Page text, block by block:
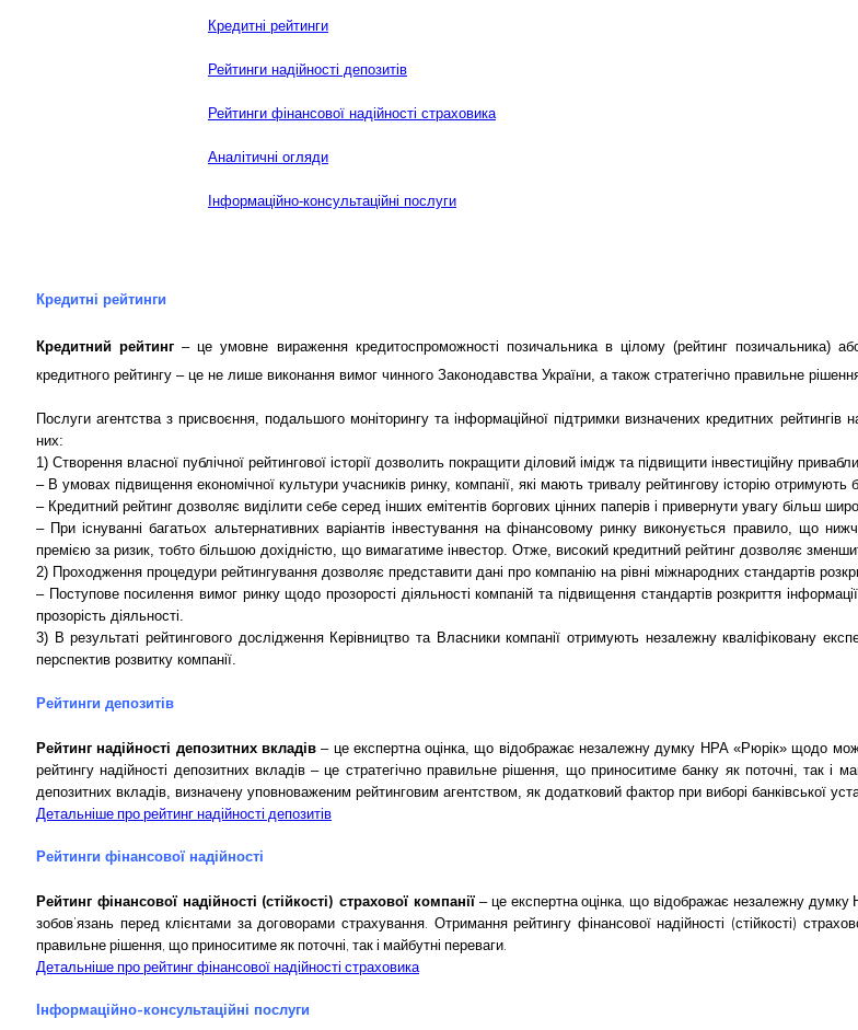
Кредитні рейтинги
Рейтинги надійності депозитів
Рейтинги фінансової надійності страховика
Аналітичні огляди
Інформаційно-консультаційні послуги
Кредитні рейтинги
Кредитний рейтинг – це умовне вираження кредитоспроможності позичальника в цілому (рейтинг позичальника)
кредитного рейтингу – це не лише виконання вимог чинного Законодавства України, а також стратегічно правильне
Послуги агентства з присвоєння, подальшого моніторингу та інформаційної підтримки визначених кредитних
них:
1) Створення власної публічної рейтингової історії дозволить покращити діловий імідж та підвищити інвестиційну
– В умовах підвищення економічної культури учасників ринку, компанії, які мають тривалу рейтингову історію отримують
– Кредитний рейтинг дозволяє виділити себе серед інших емітентів боргових цінних паперів і привернути увагу більш
– При існуванні багатьох альтернативних варіантів інвестування на фінансовому ринку виконується правило, що
премією за ризик, тобто більшою дохідністю, що вимагатиме інвестор. Отже, високий кредитний рейтинг дозволяє
2) Проходження процедури рейтингування дозволяє представити дані про компанію на рівні міжнародних стандартів
– Поступове посилення вимог ринку щодо прозорості діяльності компаній та підвищення стандартів розкриття
прозорість діяльності.
3) В результаті рейтингового дослідження Керівництво та Власники компанії отримують незалежну кваліфіковану
перспектив розвитку компанії.
Рейтинги депозитів
Рейтинг надійності депозитних вкладів– це експертна оцінка, що відображає незалежну думку НРА «Рюрік» щодо
рейтингу надійності депозитних вкладів ‒ це стратегічно правильне рішення, що приноситиме банку як поточні, так і
депозитних вкладів, визначену уповноваженим рейтинговим агентством, як додатковий фактор при виборі банківської
Детальніше про рейтинг надійності депозитів
Рейтинги фінансової надійності
Рейтинг фінансової надійності (стійкості) страхової компанії ‒ це експертна оцінка, що відображає незалежну
зобов’язань перед клієнтами за договорами страхування. Отримання рейтингу фінансової надійності (стійкості)
правильне рішення, що приноситиме як поточні, так і майбутні переваги.
Детальніше про рейтинг фінансової надійності страховика
Інформаційно-консультаційні послуги